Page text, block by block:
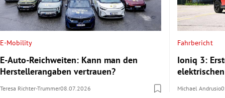
E-Mobility
E-Auto-Reichweiten: Kann man den
Herstellerangaben vertrauen?
Teresa Richter-Trummer08.07.2026
Fahrbericht
Ioniq 3:
Michael Andrusio